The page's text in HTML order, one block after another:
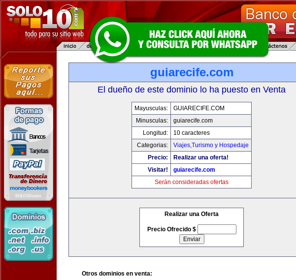
guiarecife.com
El dueño de este dominio lo ha puesto en Venta
Mayusculas:
GUIARECIFE.COM
Minusculas:
guiarecife.com
Longitud:
10 caracteres
Categorias:
Viajes,Turismo y Hospedaje
Precio:
Realizar una oferta!
Visitar!
guiarecife.com
Serán consideradas ofertas
Realizar una Oferta
Precio Ofrecido $
Otros dominios en venta: